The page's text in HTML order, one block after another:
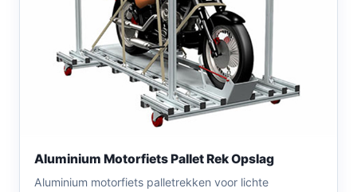
Aluminium Motorfiets Pallet Rek Opslag
Aluminium motorfiets palletrekken voor lichte